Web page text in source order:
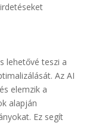
lehetővé teszi a
Az AI
elemzik a
alapján
Ez segít